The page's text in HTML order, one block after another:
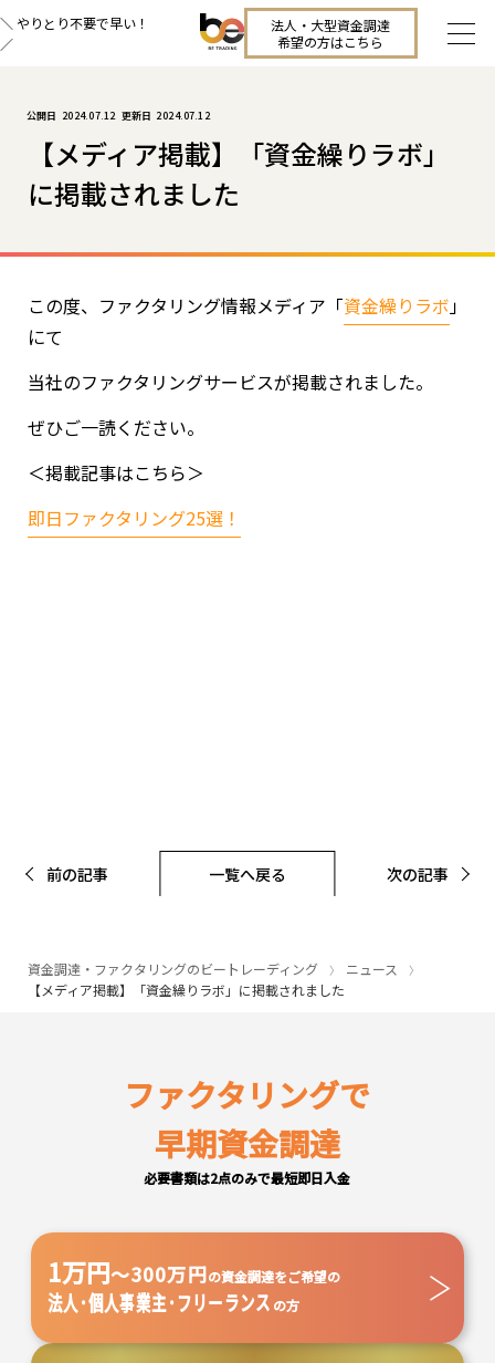
＼ やりとり不要で早い！
／
法人・大型資金調達
希望の方はこちら
【メディア掲載】「資金繰りラボ」
に掲載されました
2024.07.12 2024.07.12
この度、ファクタリング情報メディア「資金繰りラボ」
にて
当社のファクタリングサービスが掲載されました。
ぜひご一読ください。
＜掲載記事はこちら＞
即日ファクタリング25選！
前の記事 一覧へ戻る 次の記事
資金調達・ファクタリングのビートレーディング
ニュース
【メディア掲載】「資金繰りラボ」に掲載されました
ファクタリングで
早期資金調達
必要書類は2点のみで最短即日入金
1万円～300万円の資金調達をご希望の
法人･個人事業主･フリーランス の方